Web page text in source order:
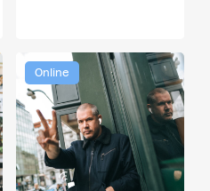
Online